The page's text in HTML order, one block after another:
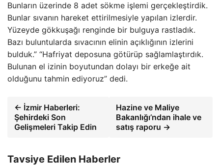
Bunların üzerinde 8 adet sökme işlemi gerçekleştirdik.
Bunlar sıvanın hareket ettirilmesiyle yapılan izlerdir.
Yüzeyde gökkuşağı renginde bir bulguya rastladık.
Bazı buluntularda sıvacının elinin açıklığının izlerini
bulduk.” “Hafriyat deposuna götürüp sağlamlaştırdık.
Bulunan el izinin boyutundan dolayı bir erkeğe ait
olduğunu tahmin ediyoruz” dedi.
← İzmir Haberleri:
Şehirdeki Son
Gelişmeleri Takip Edin
Hazine ve Maliye
Bakanlığı’ndan ihale ve
satış raporu →
Tavsiye Edilen Haberler